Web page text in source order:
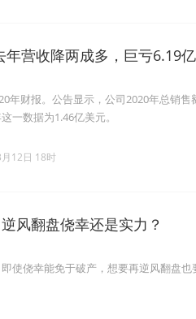
营收降两成多，巨亏6.19
年财报。公告显示，公司2020年总销售
一数据为1.46亿美元。
12日 18时
风翻盘侥幸还是实力？
使侥幸能免于破产，想要再逆风翻盘也